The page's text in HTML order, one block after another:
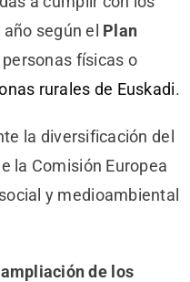
según el Plan
físicas o
rurales de Euskadi.
la diversificación del
la Comisión Europea
y medioambiental
de los